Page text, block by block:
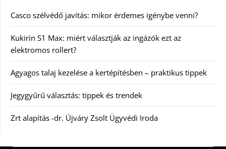
Casco szélvédő javítás: mikor érdemes igénybe venni?
Kukirin S1 Max: miért választják az ingázók ezt az
elektromos rollert?
Agyagos talaj kezelése a kertépítésben – praktikus tippek
Jegygyűrű választás: tippek és trendek
Zrt alapítás -dr. Újváry Zsolt Ügyvédi Iroda